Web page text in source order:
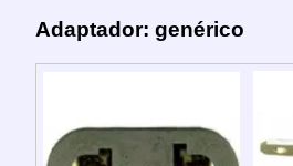
Adaptador: genérico